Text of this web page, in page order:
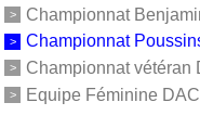
Championnat
Championnat
Championnat vétéran
Equipe Féminine